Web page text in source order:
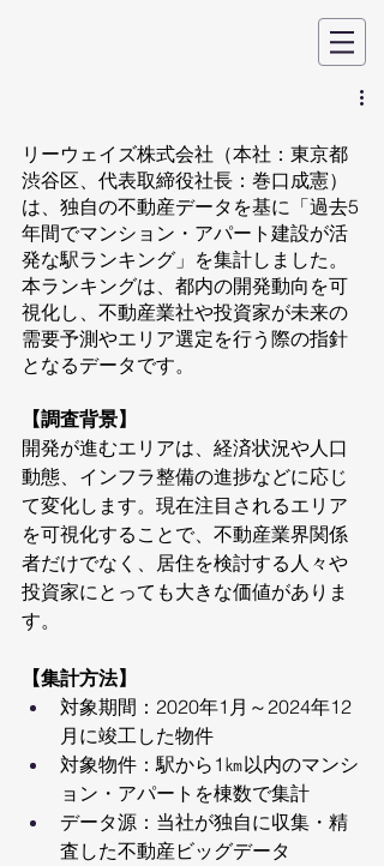
リーウェイズ株式会社（本社：東京都
渋谷区、代表取締役社長：巻口成憲）
は、独自の不動産データを基に「過去5
年間でマンション・アパート建設が活
発な駅ランキング」を集計しました。
本ランキングは、都内の開発動向を可
視化し、不動産業社や投資家が未来の
需要予測やエリア選定を行う際の指針
となるデータです。
【調査背景】
開発が進むエリアは、経済状況や人口
動態、インフラ整備の進捗などに応じ
て変化します。現在注目されるエリア
を可視化することで、不動産業界関係
者だけでなく、居住を検討する人々や
投資家にとっても大きな価値がありま
す。
【集計方法】
対象期間：2020年1月～2024年12
月に竣工した物件
対象物件：駅から1㎞以内のマンシ
ョン・アパートを棟数で集計
データ源：当社が独自に収集・精
査した不動産ビッグデータ